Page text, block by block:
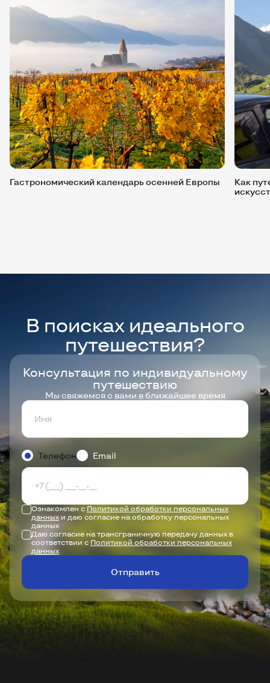
Гастрономический календарь осенней Европы
Как
В поисках идеального
путешествия?
Консультация по индивидуальному
путешествию
Мы свяжемся с вами в ближайшее время
Телефон Email
Ознакомлен с Политикой обработки персональных
данныхи даю согласие на обработку персональных
данных
Даю согласие на трансграничную передачу данных в
соответствии с Политикой обработки персональных
данных
Отправить